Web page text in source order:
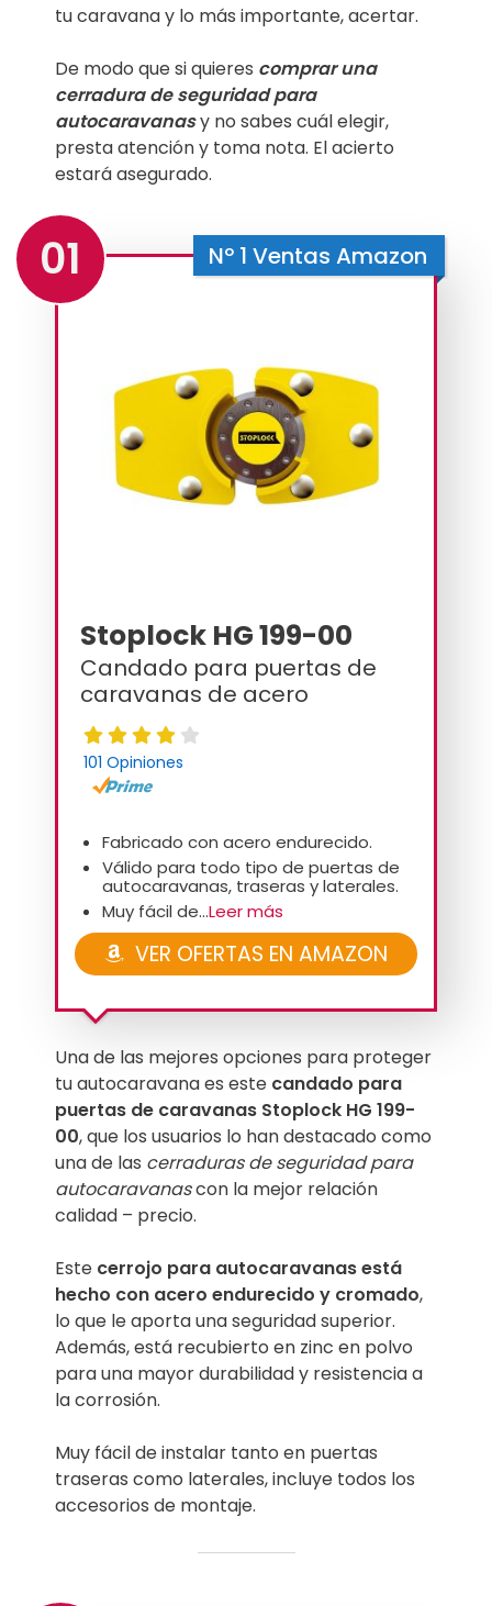
tu caravana y lo más importante, acertar.
De modo que si quieres comprar una
cerradura de seguridad para
autocaravanasy no sabes cuál elegir,
presta atención y toma nota. El acierto
estará asegurado.
01 Nº 1 Ventas Amazon
Stoplock HG 199-00
Candado para puertas de
caravanas de acero
101 Opiniones
Fabricado con acero endurecido.
Válido para todo tipo de puertas de
autocaravanas, traseras y laterales.
Muy fácil de...Leer más
VER OFERTAS EN AMAZON
Una de las mejores opciones para proteger
tu autocaravana es este candado para
puertas de caravanas Stoplock HG 199-
00, que los usuarios lo han destacado como
una de las cerraduras de seguridad para
autocaravanascon la mejor relación
calidad – precio.
Este cerrojo para autocaravanas está
hecho con acero endurecido y cromado,
lo que le aporta una seguridad superior.
Además, está recubierto en zinc en polvo
para una mayor durabilidad y resistencia a
la corrosión.
Muy fácil de instalar tanto en puertas
traseras como laterales, incluye todos los
accesorios de montaje.